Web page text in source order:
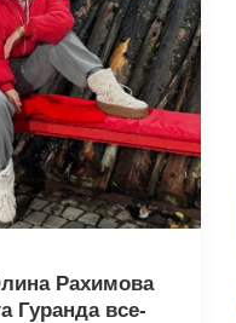
Рахимова
Гуранда все-